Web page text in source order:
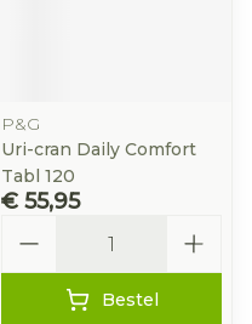
P&G
Uri-cran Daily Comfort
Tabl 120
€ 55,95
Bestel